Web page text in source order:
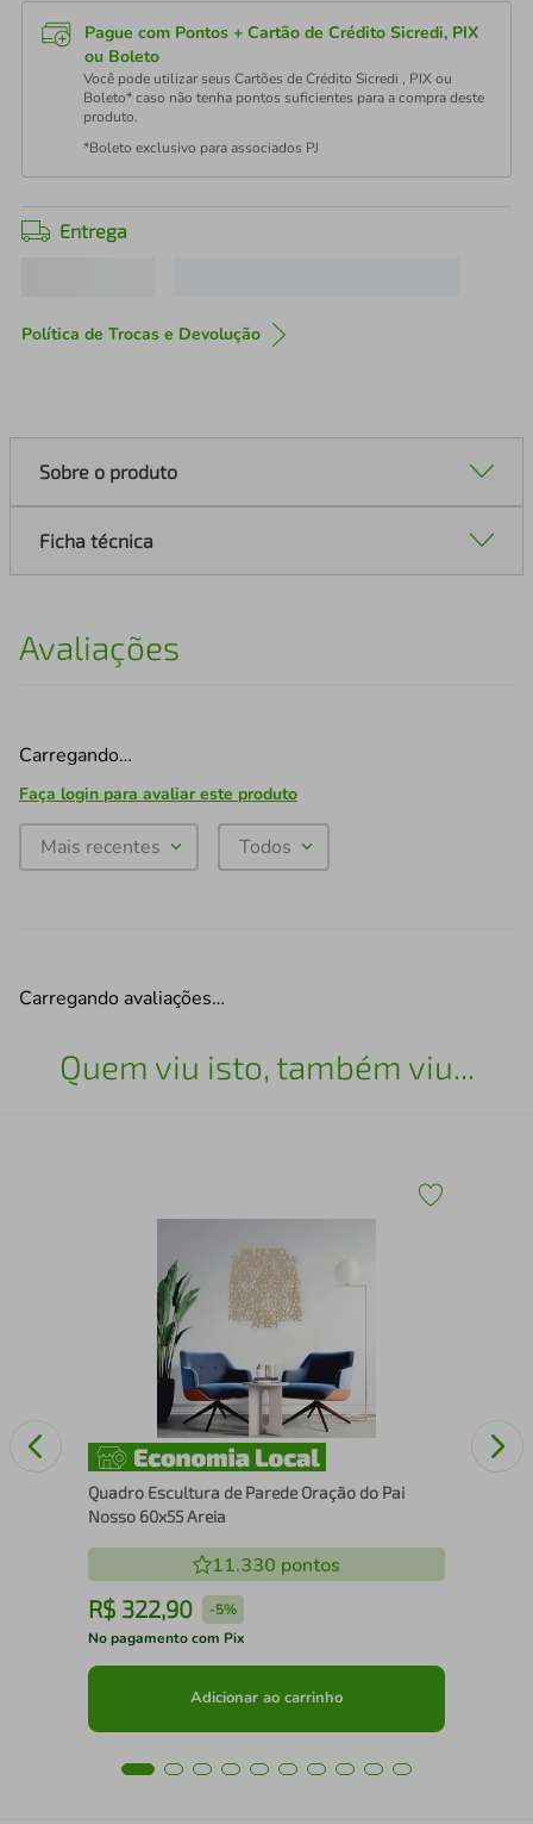
Pague com Pontos + Cartão de Crédito Sicredi, PIX
ou Boleto
Você pode utilizar seus Cartões de Crédito Sicredi , PIX ou
Boleto* caso não tenha pontos suficientes para a compra deste
produto.
*Boleto exclusivo para associados PJ
Entrega
Política de Trocas e Devolução
Sobre o produto
Ficha técnica
Avaliações
Carregando…
Faça login para avaliar este produto
Mais recentes Todos
Carregando avaliações…
Quem viu isto, também viu...
Quadro Escultura de Parede Oração do Pai
Nosso 60x55 Areia
11.330 pontos
R$ 322,90 -5%
No pagamento com Pix
Adicionar ao carrinho